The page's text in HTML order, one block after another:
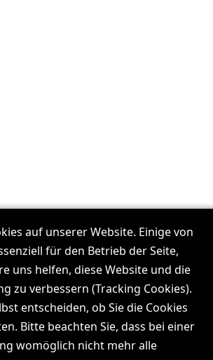
in:
Frankfurt
I München I Stuttgart I Köln
Hamburg
News Channel
auf unserer Website. Einige von
für den Betrieb der Seite,
uns helfen, diese Website und die
zu verbessern (Tracking Cookies).
entscheiden, ob Sie die Cookies
Bitte beachten Sie, dass bei einer
womöglich nicht mehr alle